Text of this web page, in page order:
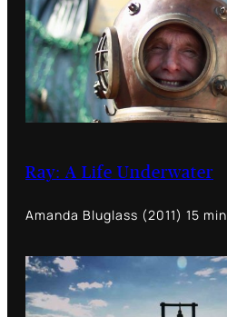
Ray: A Life Underwater
Amanda Bluglass (2011) 15 min